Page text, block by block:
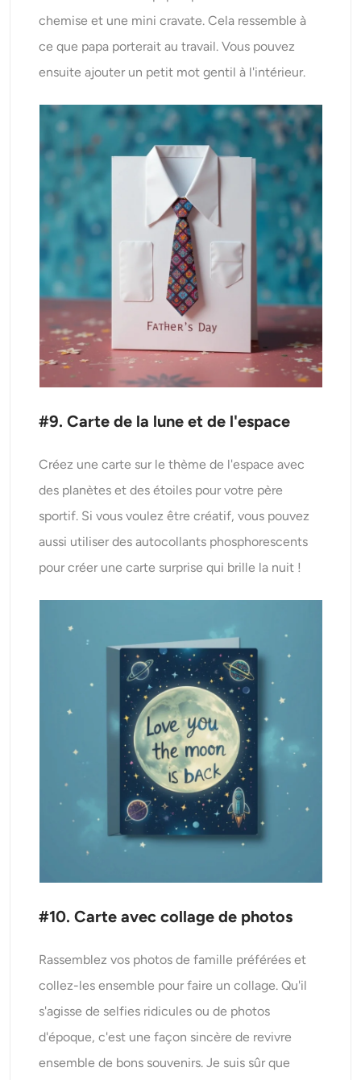
chemise et une mini cravate. Cela ressemble à
ce que papa porterait au travail. Vous pouvez
ensuite ajouter un petit mot gentil à l'intérieur.
#9. Carte de la lune et de l'espace
Créez une carte sur le thème de l'espace avec
des planètes et des étoiles pour votre père
sportif. Si vous voulez être créatif, vous pouvez
aussi utiliser des autocollants phosphorescents
pour créer une carte surprise qui brille la nuit !
#10. Carte avec collage de photos
Rassemblez vos photos de famille préférées et
collez-les ensemble pour faire un collage. Qu'il
s'agisse de selfies ridicules ou de photos
d'époque, c'est une façon sincère de revivre
ensemble de bons souvenirs. Je suis sûr que